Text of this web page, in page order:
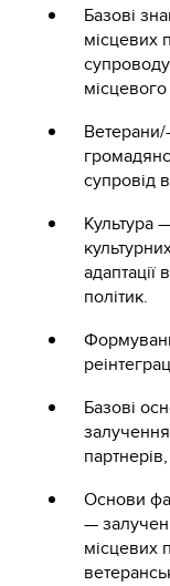
Базові
місцевих
супровід
Культура
адаптації
політик.
Базові
Основи
—
місцевих